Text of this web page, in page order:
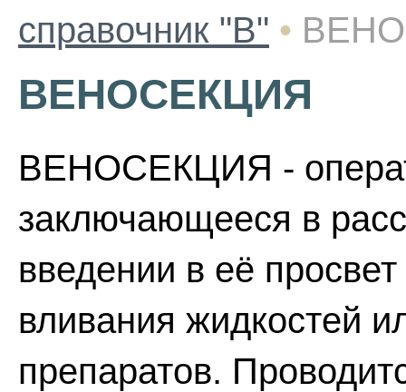
справочник "В" •
ВЕНОСЕКЦИЯ
ВЕНОСЕКЦИЯ -
заключающееся в
введении в её
вливания жидкостей
препаратов.